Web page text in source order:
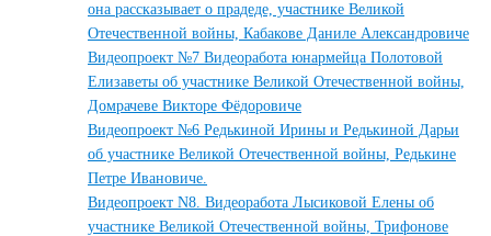
она рассказывает о прадеде, участнике Великой
Отечественной войны, Кабакове Даниле Александровиче
Видеопроект №7 Видеоработа юнармейца Полотовой
Елизаветы об участнике Великой Отечественной войны,
Домрачеве Викторе Фёдоровиче
Видеопроект №6 Редькиной Ирины и Редькиной Дарьи
об участнике Великой Отечественной войны, Редькине
Петре Ивановиче.
Видеопроект N8. Видеоработа Лысиковой Елены об
участнике Великой Отечественной войны, Трифонове